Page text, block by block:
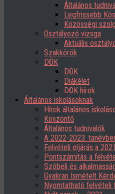
Általános
Legfrissebb
Közösségi
Osztályozó vizsga
Aktuális
Szakkörök
DÖK
DÖK
Diákélet
DÖK hírek
Általános iskolásoknak
Hírek általános
Köszöntő
Általános tudnivalók
A 2022-2023.
Felvételi eljárás a
Pontszámítás a
Szóbeli és
Gyakran Ismételt
Nyomtatható